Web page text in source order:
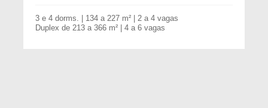
3 e 4 dorms. | 134 a 227 m² | 2 a 4 vagas
Duplex de 213 a 366 m² | 4 a 6 vagas